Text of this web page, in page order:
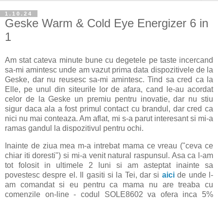
1.10.24
Geske Warm & Cold Eye Energizer 6 in
1
Am stat cateva minute bune cu degetele pe taste incercand
sa-mi amintesc unde am vazut prima data dispozitivele de la
Geske, dar nu reusesc sa-mi amintesc. Tind sa cred ca la
Elle, pe unul din siteurile lor de afara, cand le-au acordat
celor de la Geske un premiu pentru inovatie, dar nu stiu
sigur daca ala a fost primul contact cu brandul, dar cred ca
nici nu mai conteaza. Am aflat, mi s-a parut interesant si mi-a
ramas gandul la dispozitivul pentru ochi.
Inainte de ziua mea m-a intrebat mama ce vreau ("ceva ce
chiar iti doresti") si mi-a venit natural raspunsul. Asa ca l-am
tot folosit in ultimele 2 luni si am asteptat inainte sa
povestesc despre el. Il gasiti si la Tei, dar si aicide unde l-
am comandat si eu pentru ca mama nu are treaba cu
comenzile on-line - codul SOLE8602 va ofera inca 5%